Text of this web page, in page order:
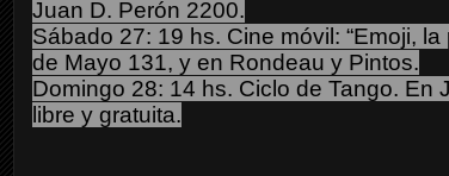
Juan D. Perón 2200.
Sábado 27: 19 hs. Cine móvil: “Emoji, la
de Mayo 131, y en Rondeau y Pintos.
Domingo 28: 14 hs. Ciclo de Tango. En
libre y gratuita.